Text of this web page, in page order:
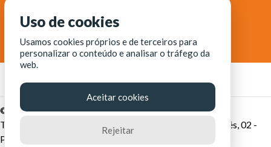
© Fortaleza Digital || CITINOVA - Fundação de Ciência,
Tecnologia e Inovação de Fortaleza - Rua dos Tremembés, 02 -
Praia de Iracema - Fortaleza-CE
Uso de cookies
Usamos cookies próprios e de terceiros para
personalizar o conteúdo e analisar o tráfego da
web.
Aceitar cookies
Rejeitar